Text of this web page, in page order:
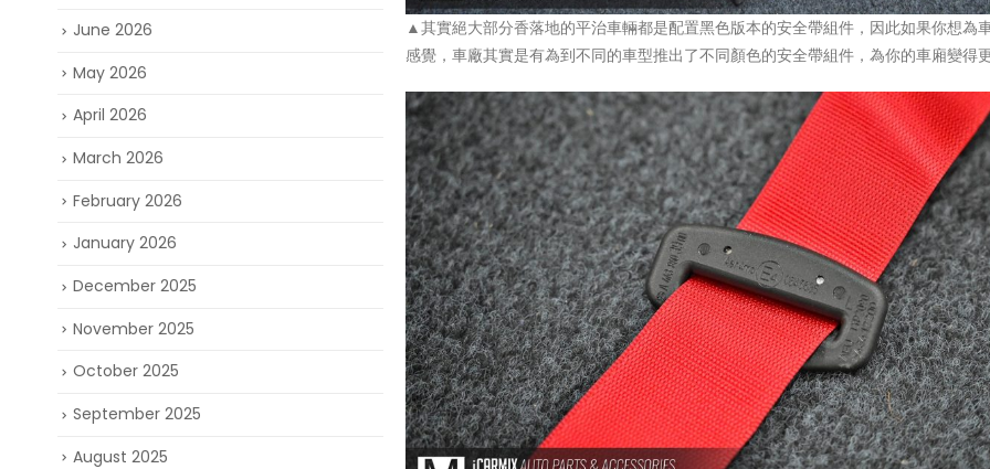
▲其實絕大部分香落地的平治車輛都是配置黑色版本的安全帶組件，因此如果你想為
感覺，車廠其實是有為到不同的車型推出了不同顏色的安全帶組件，為你的車廂變得
June 2026
May 2026
April 2026
March 2026
February 2026
January 2026
December 2025
November 2025
October 2025
September 2025
August 2025